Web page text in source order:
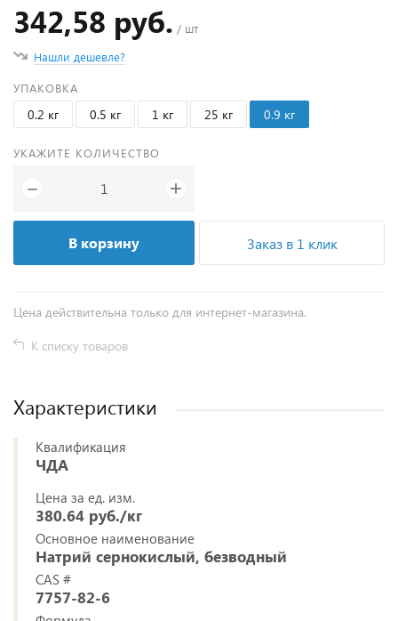
342,58 руб. / шт
Нашли дешевле?
УПАКОВКА
0.2 кг 0.5 кг 1 кг 25 кг 0.9 кг
УКАЖИТЕ КОЛИЧЕСТВО
− +
В корзину Заказ в 1 клик
Цена действительна только для интернет-магазина.
К списку товаров
Характеристики
Квалификация
ЧДА
Цена за ед. изм.
380.64 руб./кг
Основное наименование
Натрий сернокислый, безводный
CAS #
7757-82-6